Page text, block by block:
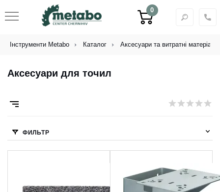
0
Інструменти Metabo Каталог Аксесуари та витратні матеріали
Аксесуари для точил
ФИЛЬТР